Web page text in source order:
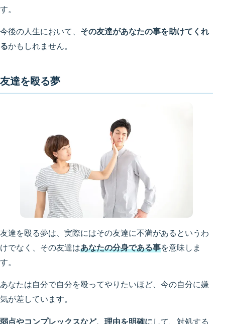
す。
今後の人生において、 その友達があなたの事を助けてくれ
るかもしれません。
友達を殴る夢
友達を殴る夢は、実際にはその友達に不満があるというわ
けでなく、その友達はあなたの分身である事を意味しま
す。
あなたは自分で自分を殴ってやりたいほど、今の自分に嫌
気が差しています。
弱点やコンプレックスなど、理由を明確に して、対処する